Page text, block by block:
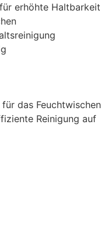
erhöhte Haltbarkeit
das Feuchtwischen
Reinigung auf